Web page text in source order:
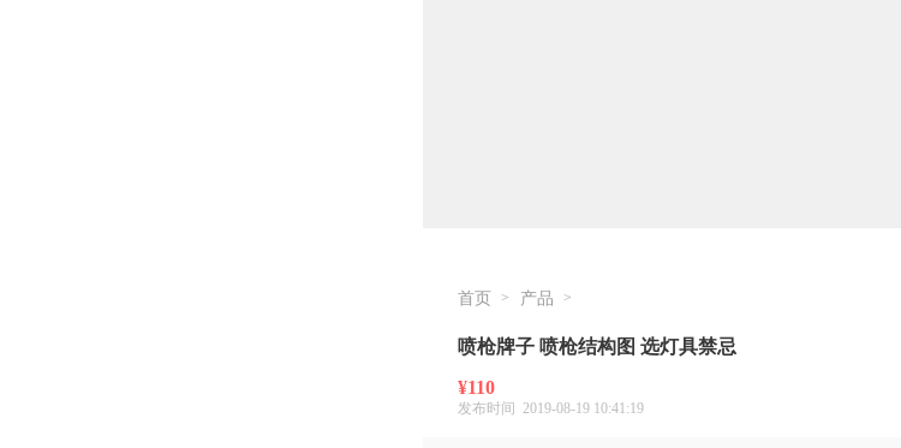
首页 > 产品 >
喷枪牌子 喷枪结构图 选灯具禁忌
¥110
发布时间 2019-08-19 10:41:19